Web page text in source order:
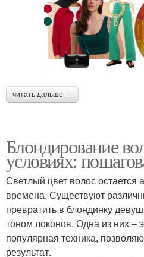
читать дальше →
Блондирование
условиях:
Светлый цвет волос остается
времена. Существуют
превратить в блондинку
тоном локонов. Одна из них –
популярная техника,
результат.